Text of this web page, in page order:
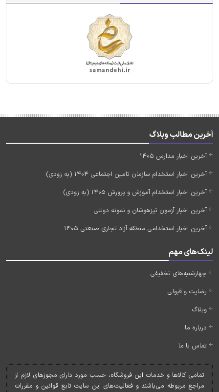
آخرین مطالب وبلاگ
آخرین اخبار مدارس 1405
آخرین اخبار استخدام سازمان تامین اجتماعی 1404 (به زودی)
آخرین اخبار استخدام آموزش و پرورش 1405 (به زودی)
آخرین اخبار آزمون تیزهوشان و نمونه دولتی
آخرین اخبار استخدامی منطقه آزاد تجاری صنعتی 1405
لینک‌های مهم
چهارشنبه‌های تخفیفی
رضایت و قبولی
وبلاگ
درباره ما
تماس با ما
تمامی کالاها و خدمات اين فروشگاه، حسب مورد دارای مجوزهای لازم از
مراجع مربوطه می‌باشند و فعاليت‌های اين سايت تابع قوانين و مقررات